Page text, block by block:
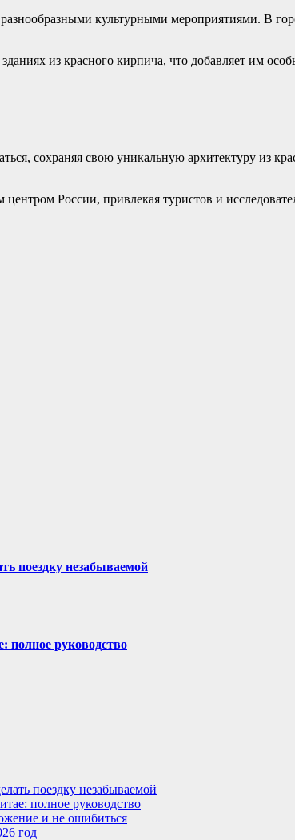
культурными мероприятиями. В
из красного кирпича, что добавляет им
сохраняя свою уникальную архитектуру из
России, привлекая туристов и
поездку незабываемой
полное руководство
поездку незабываемой
полное руководство
и не ошибиться
год